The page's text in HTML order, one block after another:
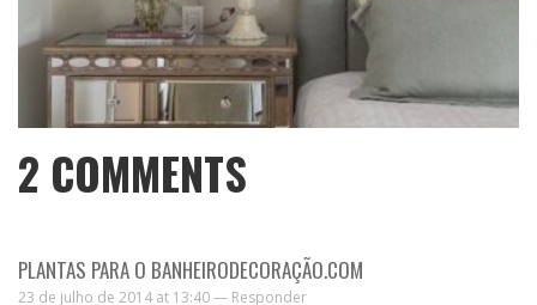
2 COMMENTS
PLANTAS PARA O BANHEIRODECORAÇÃO.COM
23 de julho de 2014 at 13:40 — Responder